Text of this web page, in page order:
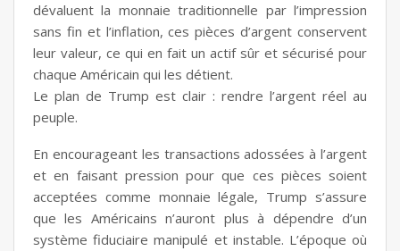
dévaluent la monnaie traditionnelle par l’impression
sans fin et l’inflation, ces pièces d’argent conservent
leur valeur, ce qui en fait un actif sûr et sécurisé pour
chaque Américain qui les détient.
Le plan de Trump est clair : rendre l’argent réel au
peuple.
En encourageant les transactions adossées à l’argent
et en faisant pression pour que ces pièces soient
acceptées comme monnaie légale, Trump s’assure
que les Américains n’auront plus à dépendre d’un
système fiduciaire manipulé et instable. L’époque où